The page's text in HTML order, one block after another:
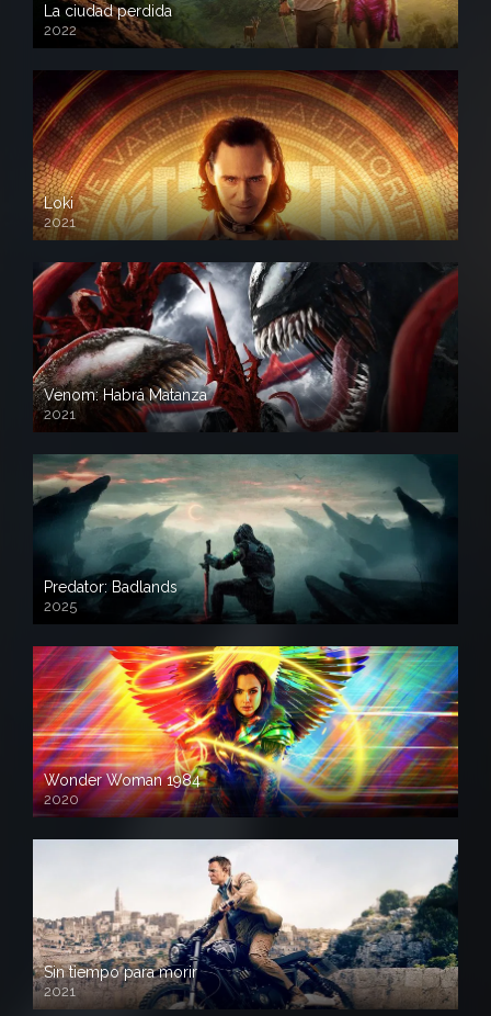
La ciudad perdida
2022
Loki
2021
Venom: Habrá Matanza
2021
Predator: Badlands
2025
Wonder Woman 1984
2020
Sin tiempo para morir
2021